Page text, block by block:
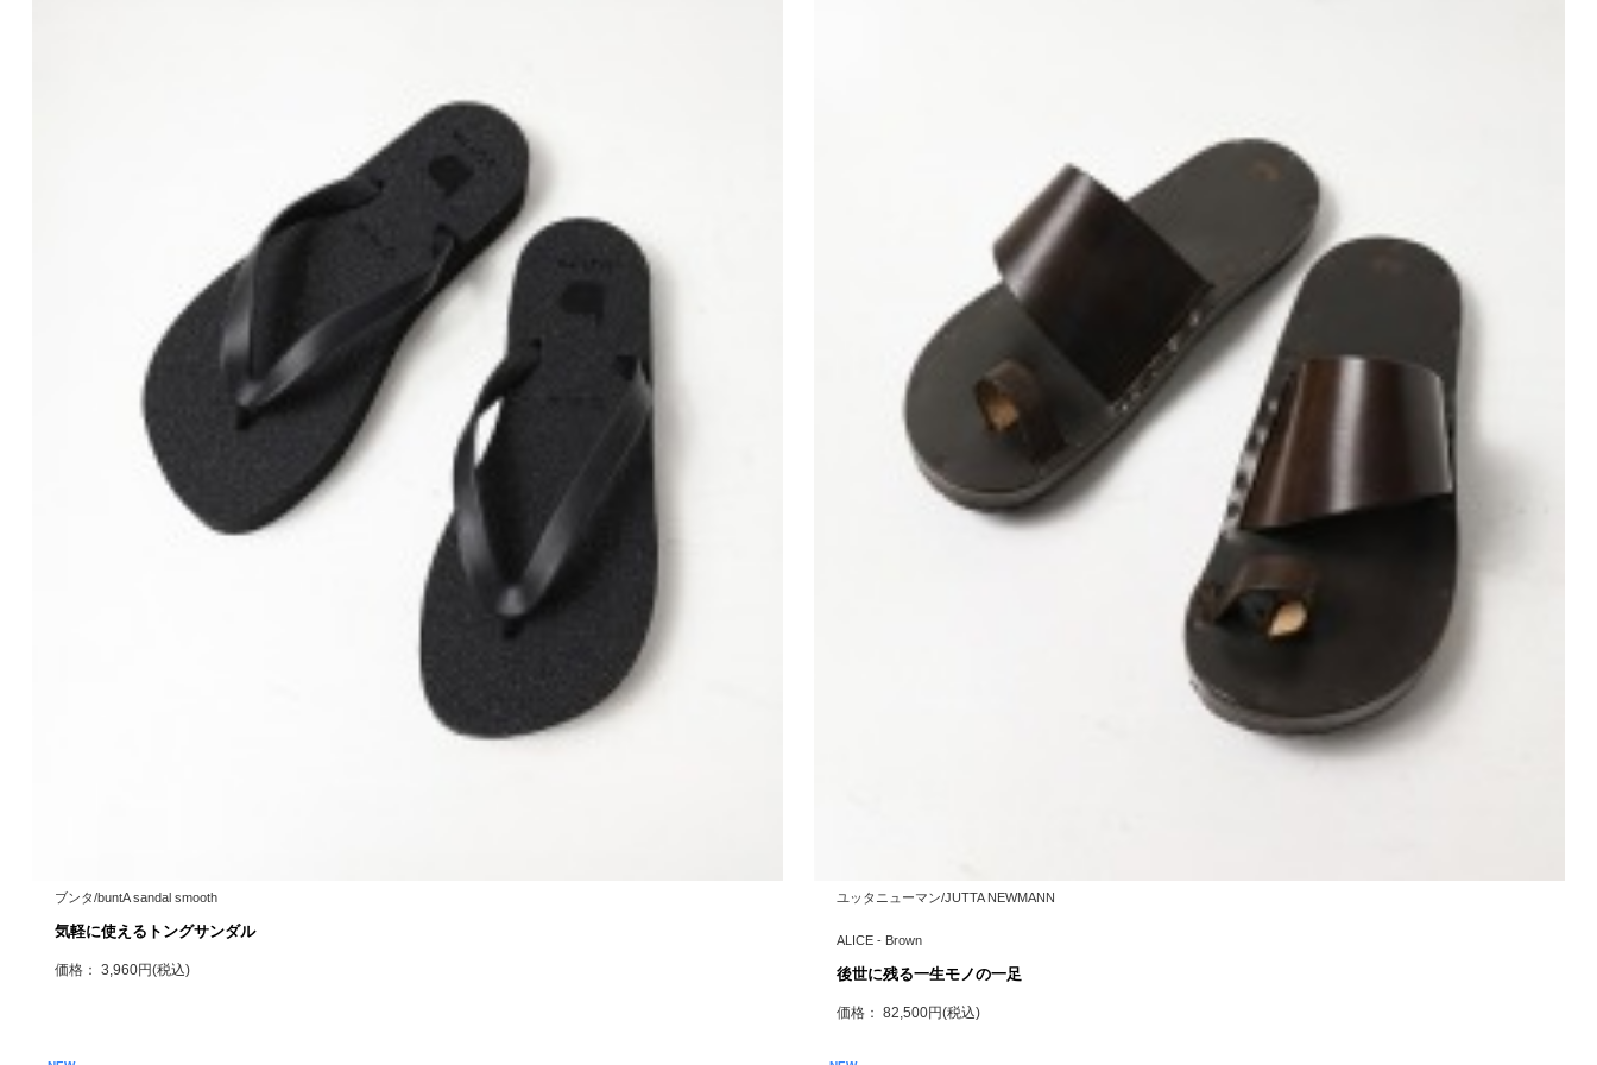
ブンタ/buntA sandal smooth
気軽に使えるトングサンダル
価格： 3,960円(税込)
ユッタニューマン/JUTTA NEWMANN
ALICE - Brown
後世に残る一生モノの一足
価格： 82,500円(税込)